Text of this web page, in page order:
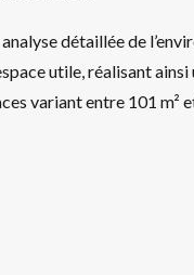
détaillée de
utile, réalisant
variant entre 101 m²